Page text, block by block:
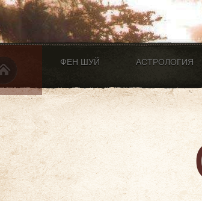
ФЕН ШУЙ АСТРОЛОГИЯ